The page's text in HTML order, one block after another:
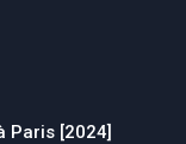
Paris [2024]